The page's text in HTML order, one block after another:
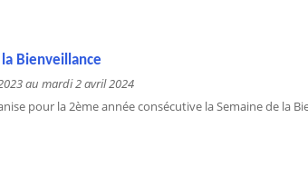
la Bienveillance
au mardi 2 avril 2024
pour la 2ème année consécutive la Semaine de la